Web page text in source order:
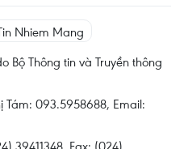
Bộ Thông tin và Truyền thông
Tám: 093.5958688, Email: